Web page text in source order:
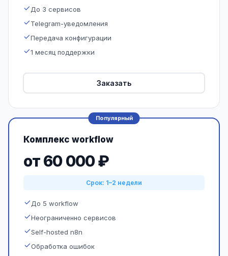
До 3 сервисов
Telegram-уведомления
Передача конфигурации
1 месяц поддержки
Заказать
Популярный
Комплекс workflow
от 60 000 ₽
Срок: 1–2 недели
До 5 workflow
Неограниченно сервисов
Self-hosted n8n
Обработка ошибок